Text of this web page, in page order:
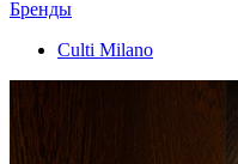
Бренды
Culti Milano